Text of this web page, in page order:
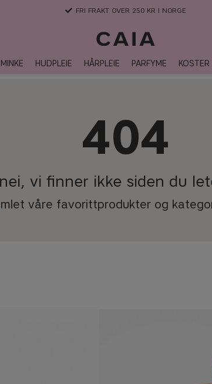
FRI FRAKT OVER 250 KR I NORGE
HUDPLEIE HÅRPLEIE PARFYME
404
vi finner ikke siden du
våre favorittprodukter og